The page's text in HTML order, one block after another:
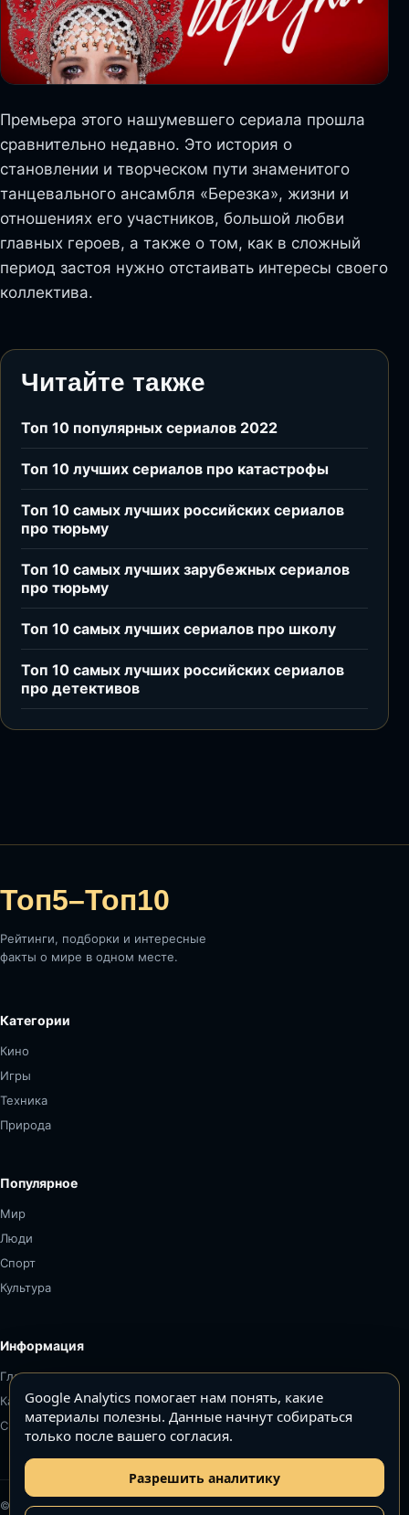
Премьера этого нашумевшего сериала прошла
сравнительно недавно. Это история о
становлении и творческом пути знаменитого
танцевального ансамбля «Березка», жизни и
отношениях его участников, большой любви
главных героев, а также о том, как в сложный
период застоя нужно отстаивать интересы своего
коллектива.
Читайте также
Топ 10 популярных сериалов 2022
Топ 10 лучших сериалов про катастрофы
Топ 10 самых лучших российских сериалов
про тюрьму
Топ 10 самых лучших зарубежных сериалов
про тюрьму
Топ 10 самых лучших сериалов про школу
Топ 10 самых лучших российских сериалов
про детективов
Топ5–Топ10
Рейтинги, подборки и интересные
факты о мире в одном месте.
Категории
Кино
Игры
Техника
Природа
Популярное
Мир
Люди
Спорт
Культура
Информация
Главная
Карта сайта
Связаться
© Топ5–Топ10. Все права защищены.
Google Analytics помогает нам понять, какие
материалы полезны. Данные начнут собираться
только после вашего согласия.
Разрешить аналитику